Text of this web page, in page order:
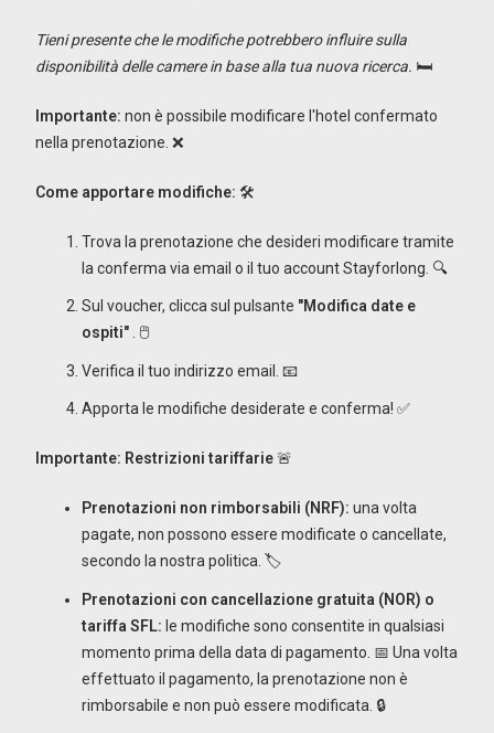
Tieni presente che le modifiche potrebbero influire sulla
disponibilità delle camere in base alla tua nuova ricerca. 🛏️
Importante: non è possibile modificare l'hotel confermato
nella prenotazione. ❌
Come apportare modifiche: 🛠️
Trova la prenotazione che desideri modificare tramite
la conferma via email o il tuo account Stayforlong. 🔍
Sul voucher, clicca sul pulsante "Modifica date e
ospiti" . 🖱️
Verifica il tuo indirizzo email. 📧
Apporta le modifiche desiderate e conferma! ✅
Importante: Restrizioni tariffarie 🚨
Prenotazioni non rimborsabili (NRF): una volta
pagate, non possono essere modificate o cancellate,
secondo la nostra politica. 🏷️
Prenotazioni con cancellazione gratuita (NOR) o
tariffa SFL: le modifiche sono consentite in qualsiasi
momento prima della data di pagamento. 📅 Una volta
effettuato il pagamento, la prenotazione non è
rimborsabile e non può essere modificata. 🔒